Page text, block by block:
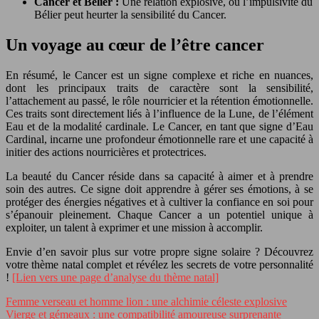
Bélier peut heurter la sensibilité du Cancer.
Un voyage au cœur de l’être cancer
En résumé, le Cancer est un signe complexe et riche en nuances,
dont les principaux traits de caractère sont la sensibilité,
l’attachement au passé, le rôle nourricier et la rétention émotionnelle.
Ces traits sont directement liés à l’influence de la Lune, de l’élément
Eau et de la modalité cardinale. Le Cancer, en tant que signe d’Eau
Cardinal, incarne une profondeur émotionnelle rare et une capacité à
initier des actions nourricières et protectrices.
La beauté du Cancer réside dans sa capacité à aimer et à prendre
soin des autres. Ce signe doit apprendre à gérer ses émotions, à se
protéger des énergies négatives et à cultiver la confiance en soi pour
s’épanouir pleinement. Chaque Cancer a un potentiel unique à
exploiter, un talent à exprimer et une mission à accomplir.
Envie d’en savoir plus sur votre propre signe solaire ? Découvrez
votre thème natal complet et révélez les secrets de votre personnalité
! [Lien vers une page d’analyse du thème natal]
Femme verseau et homme lion : une alchimie céleste explosive
Vierge et gémeaux : une compatibilité amoureuse surprenante